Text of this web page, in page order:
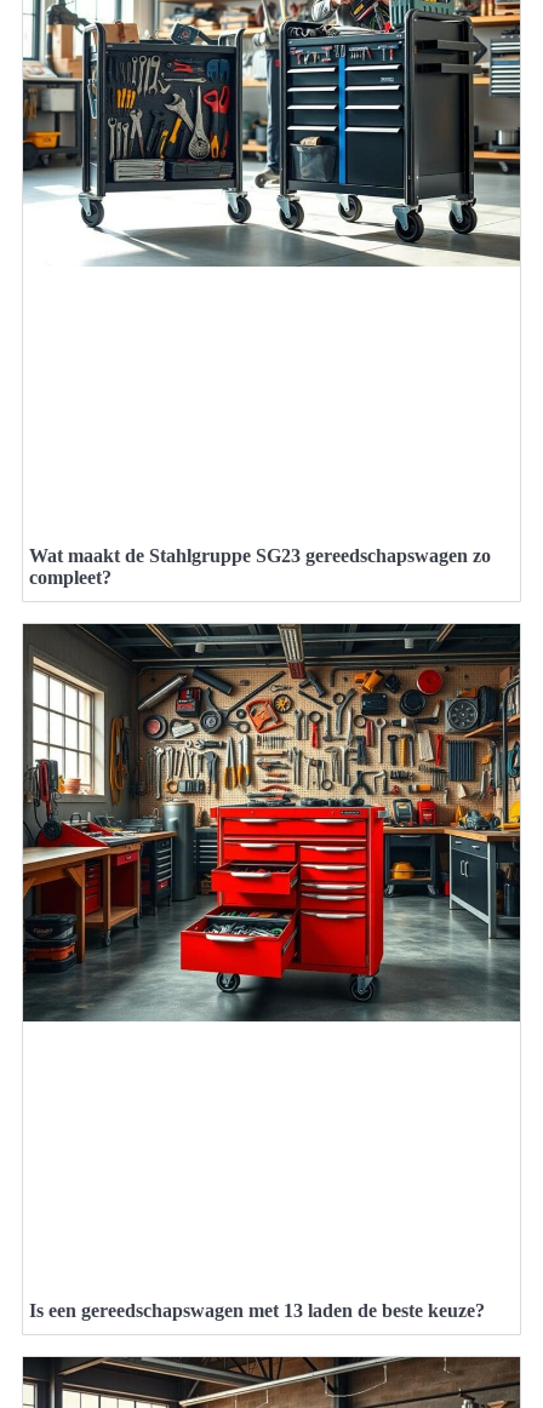
Wat maakt de Stahlgruppe SG23 gereedschapswagen zo
compleet?
Is een gereedschapswagen met 13 laden de beste keuze?